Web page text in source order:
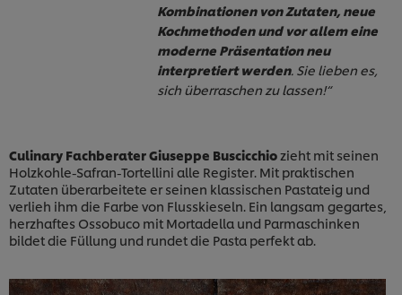
Kombinationen von Zutaten, neue
Kochmethoden und vor allem eine
moderne Präsentation neu
interpretiert werden. Sie lieben es,
sich überraschen zu lassen!“
Culinary Fachberater Giuseppe Buscicchiozieht mit seinen
Holzkohle-Safran-Tortellini alle Register. Mit praktischen
Zutaten überarbeitete er seinen klassischen Pastateig und
verlieh ihm die Farbe von Flusskieseln. Ein langsam gegartes,
herzhaftes Ossobuco mit Mortadella und Parmaschinken
bildet die Füllung und rundet die Pasta perfekt ab.